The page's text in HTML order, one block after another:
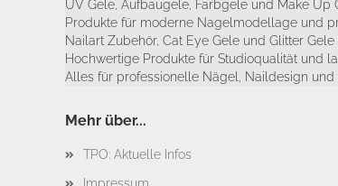
UV Gele, Aufbaugele, Farbgele und Make Up
Produkte für moderne Nagelmodellage und
Nailart Zubehör, Cat Eye Gele und Glitter
Hochwertige Produkte für Studioqualität und
Alles für professionelle Nägel, Naildesign und
Mehr über...
TPO: Aktuelle Infos